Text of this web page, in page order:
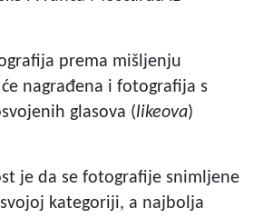
prema mišljenju
nagrađena i fotografija s
glasova (likeova)
je da se fotografije snimljene
kategoriji, a najbolja